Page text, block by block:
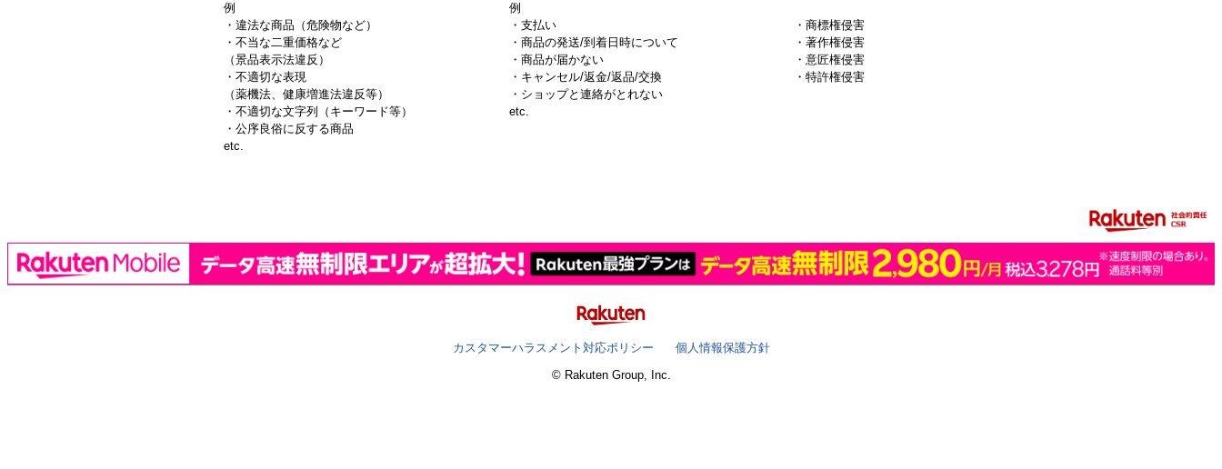
例
・違法な商品（危険物など）
・不当な二重価格など
（景品表示法違反）
・不適切な表現
（薬機法、健康増進法違反等）
・不適切な文字列（キーワード等）
・公序良俗に反する商品
etc.
例
・支払い
・商品の発送/到着日時について
・商品が届かない
・キャンセル/返金/返品/交換
・ショップと連絡がとれない
etc.
・商標権侵害
・著作権侵害
・意匠権侵害
・特許権侵害
カスタマーハラスメント対応ポリシー
個人情報保護方針
© Rakuten Group, Inc.